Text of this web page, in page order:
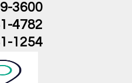
3600
4782
1254